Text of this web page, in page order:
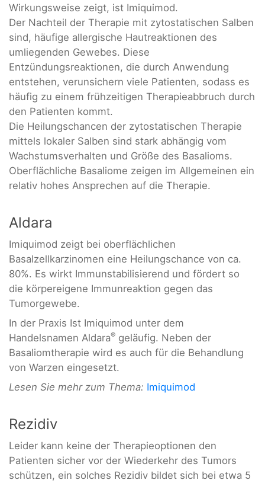
Wirkungsweise zeigt, ist Imiquimod.
Der Nachteil der Therapie mit zytostatischen Salben
sind, häufige allergische Hautreaktionen des
umliegenden Gewebes. Diese
Entzündungsreaktionen, die durch Anwendung
entstehen, verunsichern viele Patienten, sodass es
häufig zu einem frühzeitigen Therapieabbruch durch
den Patienten kommt.
Die Heilungschancen der zytostatischen Therapie
mittels lokaler Salben sind stark abhängig vom
Wachstumsverhalten und Größe des Basalioms.
Oberflächliche Basaliome zeigen im Allgemeinen ein
relativ hohes Ansprechen auf die Therapie.
Aldara
Imiquimod zeigt bei oberflächlichen
Basalzellkarzinomen eine Heilungschance von ca.
80%. Es wirkt Immunstabilisierend und fördert so
die körpereigene Immunreaktion gegen das
Tumorgewebe.
In der Praxis Ist Imiquimod unter dem
Handelsnamen Aldara® geläufig. Neben der
Basaliomtherapie wird es auch für die Behandlung
von Warzen eingesetzt.
Lesen Sie mehr zum Thema: Imiquimod
Rezidiv
Leider kann keine der Therapieoptionen den
Patienten sicher vor der Wiederkehr des Tumors
schützen, ein solches Rezidiv bildet sich bei etwa 5